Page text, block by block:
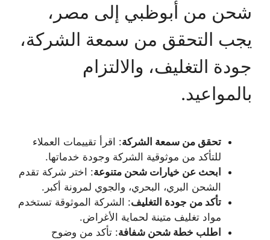
شحن من أبوظبي إلى مصر،
يجب التحقق من سمعة الشركة،
جودة التغليف، والالتزام
بالمواعيد.
تحقق من سمعة الشركة: اقرأ تقييمات العملاء
للتأكد من موثوقية الشركة وجودة خدماتها.
ابحث عن خيارات شحن متنوعة: اختر شركة تقدم
الشحن البري، البحري، والجوي لمرونة أكبر.
تأكد من جودة التغليف: الشركة الموثوقة تستخدم
مواد تغليف متينة لحماية الأغراض.
اطلب خطة شحن شفافة: تأكد من وضوح